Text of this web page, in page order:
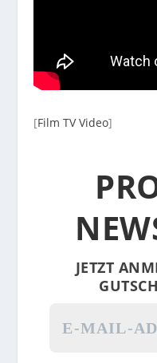
[Film TV Video]
JETZT